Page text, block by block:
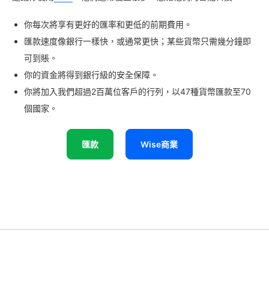
你每次將享有更好的匯率和更低的前期費用。
匯款速度像銀行一樣快，或通常更快；某些貨幣只需幾分鐘即
可到賬。
你的資金將得到銀行級的安全保障。
你將加入我們超過2百萬位客戶的行列，以47種貨幣匯款至70
個國家。
匯款 Wise商業